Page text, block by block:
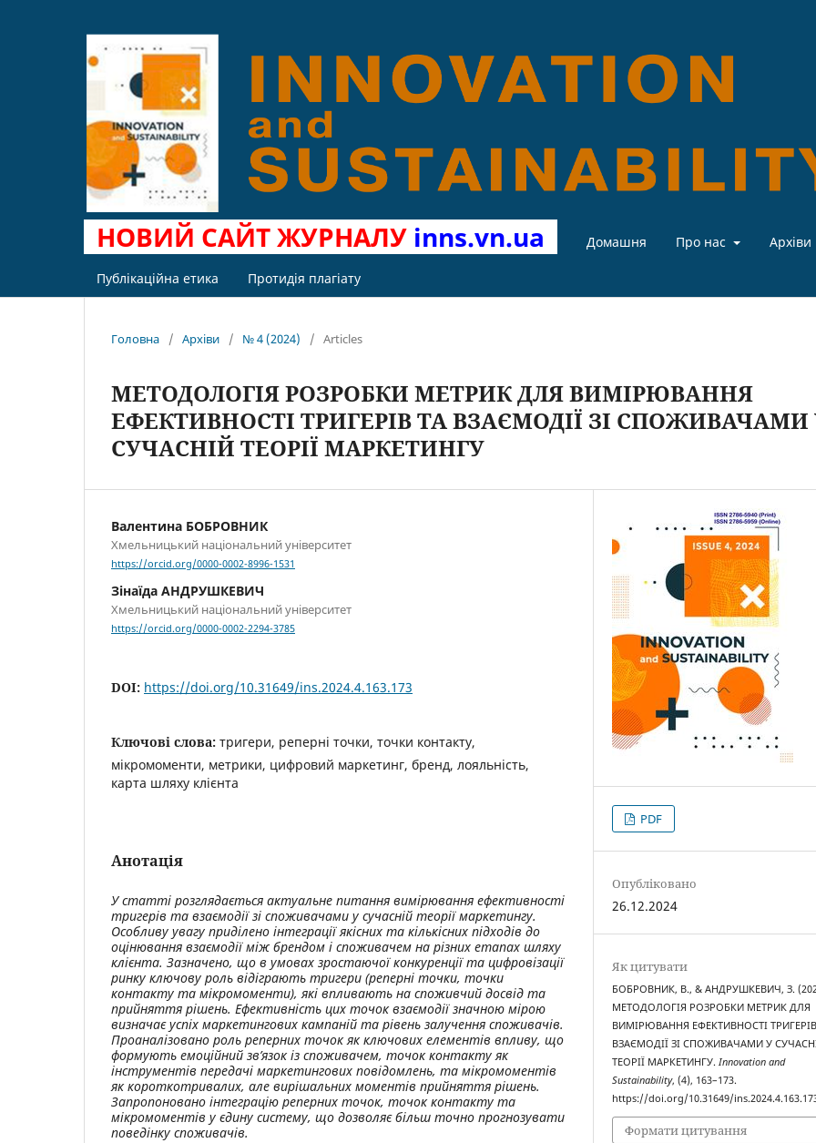
НОВИЙ САЙТ ЖУРНАЛУ inns.vn.ua Домашня Про нас Архіви
Публікаційна етика Протидія плагіату
Головна / Архіви / № 4 (2024) / Articles
МЕТОДОЛОГІЯ РОЗРОБКИ МЕТРИК ДЛЯ ВИМІРЮВАННЯ
ЕФЕКТИВНОСТІ ТРИГЕРІВ ТА ВЗАЄМОДІЇ ЗІ СПОЖИВАЧАМИ
СУЧАСНІЙ ТЕОРІЇ МАРКЕТИНГУ
Валентина БОБРОВНИК
Хмельницький національний університет
https://orcid.org/0000-0002-8996-1531
Зінаїда АНДРУШКЕВИЧ
Хмельницький національний університет
https://orcid.org/0000-0002-2294-3785
DOI: https://doi.org/10.31649/ins.2024.4.163.173
Ключові слова: тригери, реперні точки, точки контакту,
мікромоменти, метрики, цифровий маркетинг, бренд, лояльність,
карта шляху клієнта
Анотація
У статті розглядається актуальне питання вимірювання ефективності
тригерів та взаємодії зі споживачами у сучасній теорії маркетингу.
Особливу увагу приділено інтеграції якісних та кількісних підходів до
оцінювання взаємодії між брендом і споживачем на різних етапах шляху
клієнта. Зазначено, що в умовах зростаючої конкуренції та цифровізації
ринку ключову роль відіграють тригери (реперні точки, точки
контакту та мікромоменти), які впливають на споживчий досвід та
прийняття рішень. Ефективність цих точок взаємодії значною мірою
визначає успіх маркетингових кампаній та рівень залучення споживачів.
Проаналізовано роль реперних точок як ключових елементів впливу, що
формують емоційний зв’язок із споживачем, точок контакту як
інструментів передачі маркетингових повідомлень, та мікромоментів
як короткотривалих, але вирішальних моментів прийняття рішень.
Запропоновано інтеграцію реперних точок, точок контакту та
мікромоментів у єдину систему, що дозволяє більш точно прогнозувати
поведінку споживачів.
PDF
Опубліковано
26.12.2024
Як цитувати
БОБРОВНИК, В., & АНДРУШКЕВИЧ, З.
МЕТОДОЛОГІЯ РОЗРОБКИ МЕТРИК ДЛЯ
ВИМІРЮВАННЯ ЕФЕКТИВНОСТІ
ВЗАЄМОДІЇ ЗІ СПОЖИВАЧАМИ У
ТЕОРІЇ МАРКЕТИНГУ.Innovation and
Sustainability, (4), 163–173.
https://doi.org/10.31649/
Формати цитування